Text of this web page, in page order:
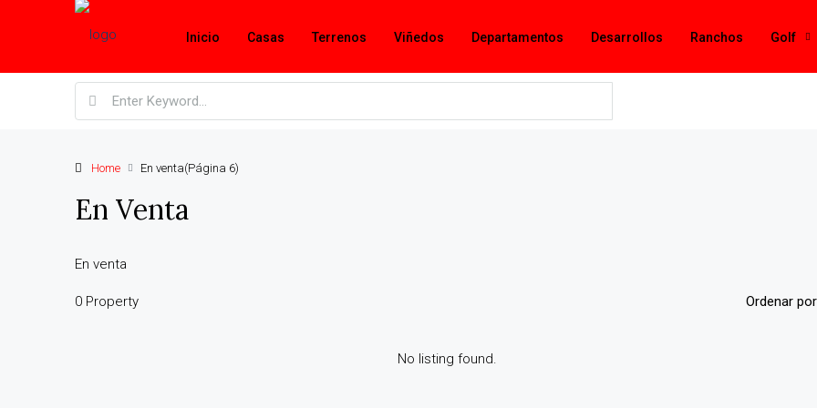
Inicio Casas Terrenos Viñedos Departamentos Desarrollos Ranchos Golf
Home En venta(Página 6)
En Venta
En venta
0 Property Ordenar
No listing found.